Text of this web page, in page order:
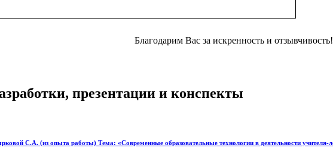
Благодарим Вас за искренность и отзывчивость!
презентации и конспекты
С.А. (из опыта работы) Тема: «Современные образовательные технологии в деятельности учителя-